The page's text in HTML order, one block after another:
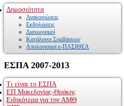
Δημοσιότητα
Ανακοινώσεις
Εκδηλώσεις
Διαγωνισμοί
Κατάλογοι Συμβάσεων
Απολογισμοί e-ΠΑΣΙΘΕΑ
ΕΣΠΑ 2007-2013
Τι είναι το ΕΣΠΑ
ΕΠ Μακεδονίας-Θράκης
Το Επιχειρησιακό Πρόγραμμα
Ειδικότερα για την ΑΜΘ